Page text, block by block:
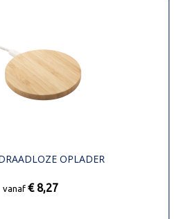
OPLADER
vanaf € 8,27